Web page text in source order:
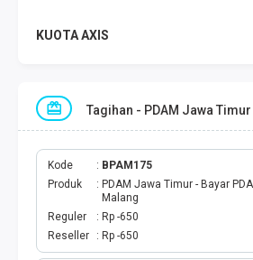
KUOTA AXIS
KUOTA TELKOMSEL
KUOTA SMARTFREN
KUOTA TRI
TOKEN LISTRIK
Tagihan - PDAM Jawa Timur
Kode
BPAM175
Produk
PDAM Jawa Timur - Bayar
Malang
Reguler
Rp -650
Reseller
Rp -650